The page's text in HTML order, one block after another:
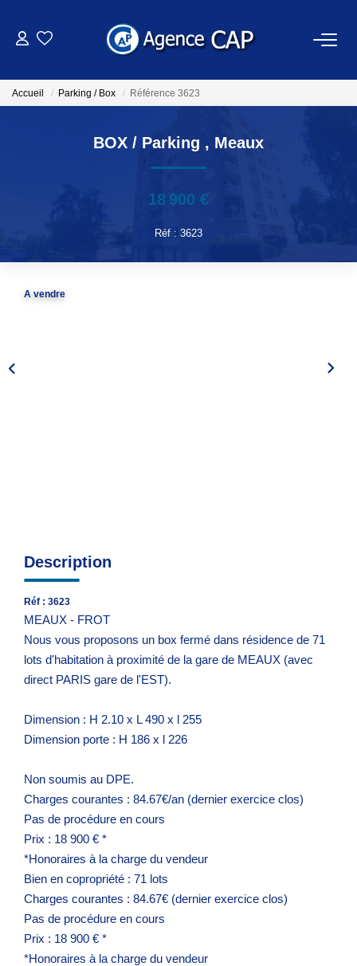
VENTES
Accueil Parking / Box Référence 3623
BOX / Parking , Meaux
18 900 €
Réf : 3623
A vendre
Description
Réf : 3623
MEAUX - FROT
Nous vous proposons un box fermé dans résidence de 71
lots d'habitation à proximité de la gare de MEAUX (avec
direct PARIS gare de l'EST).
Dimension : H 2.10 x L 490 x l 255
Dimension porte : H 186 x l 226
Non soumis au DPE.
Charges courantes : 84.67€/an (dernier exercice clos)
Pas de procédure en cours
Prix : 18 900 € *
*Honoraires à la charge du vendeur
Bien en copropriété : 71 lots
Charges courantes : 84.67€ (dernier exercice clos)
Pas de procédure en cours
Prix : 18 900 € *
*Honoraires à la charge du vendeur